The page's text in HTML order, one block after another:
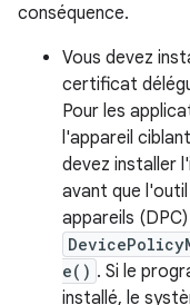
conséquence.
Vous devez
certificat
Pour les
l'appareil
devez installer
avant que
appareils
e() . Si le
installé, le